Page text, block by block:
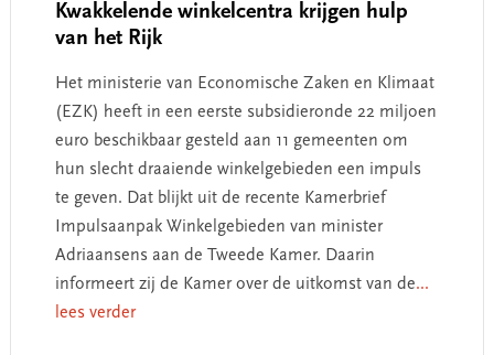
Kwakkelende winkelcentra krijgen hulp
van het Rijk
Het ministerie van Economische Zaken en Klimaat
(EZK) heeft in een eerste subsidieronde 22 miljoen
euro beschikbaar gesteld aan 11 gemeenten om
hun slecht draaiende winkelgebieden een impuls
te geven. Dat blijkt uit de recente Kamerbrief
Impulsaanpak Winkelgebieden van minister
Adriaansens aan de Tweede Kamer. Daarin
informeert zij de Kamer over de uitkomst van de...
lees verder